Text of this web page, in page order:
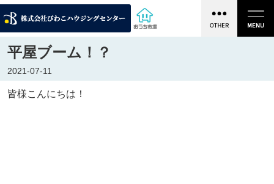
平屋ブーム！？
2021-07-11
皆様こんにちは！